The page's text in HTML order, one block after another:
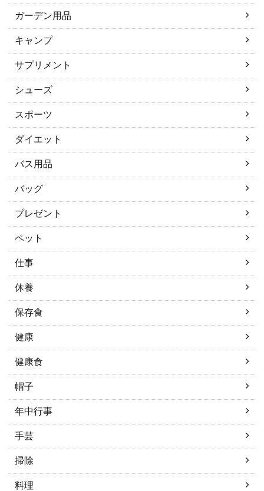
ガーデン用品
キャンプ
サプリメント
シューズ
スポーツ
ダイエット
バス用品
バッグ
プレゼント
ペット
仕事
休養
保存食
健康
健康食
帽子
年中行事
手芸
掃除
料理